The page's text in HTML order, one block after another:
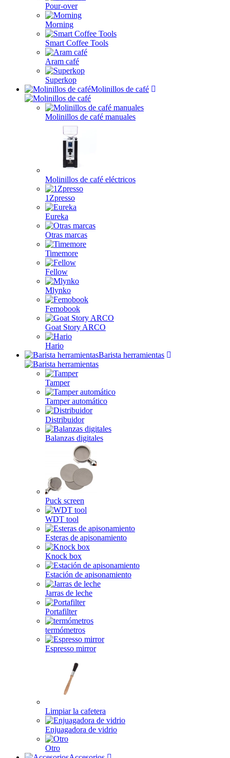
Pour-over
Morning
Smart Coffee Tools
Aram café
Superkop
Molinillos de café
Molinillos de café manuales
Molinillos de café eléctricos
1Zpresso
Eureka
Otras marcas
Timemore
Fellow
Mlynko
Femobook
Goat Story ARCO
Hario
Barista herramientas
Tamper
Tamper automático
Distribuidor
Balanzas digitales
Puck screen
WDT tool
Esteras de apisonamiento
Knock box
Estación de apisonamiento
Jarras de leche
Portafilter
termómetros
Espresso mirror
Limpiar la cafetera
Enjuagadora de vidrio
Otro